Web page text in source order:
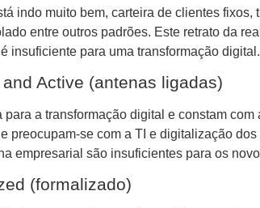
indo muito bem, carteira de clientes fixos,
entre outros padrões. Este retrato da
insuficiente para uma transformação digital.
Active (antenas ligadas)
para a transformação digital e constam
preocupam-se com a TI e digitalização
empresarial são insuficientes para os
(formalizado)